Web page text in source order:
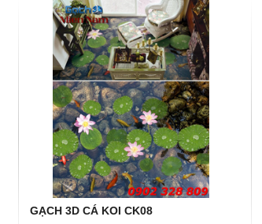
GẠCH 3D CÁ KOI CK08